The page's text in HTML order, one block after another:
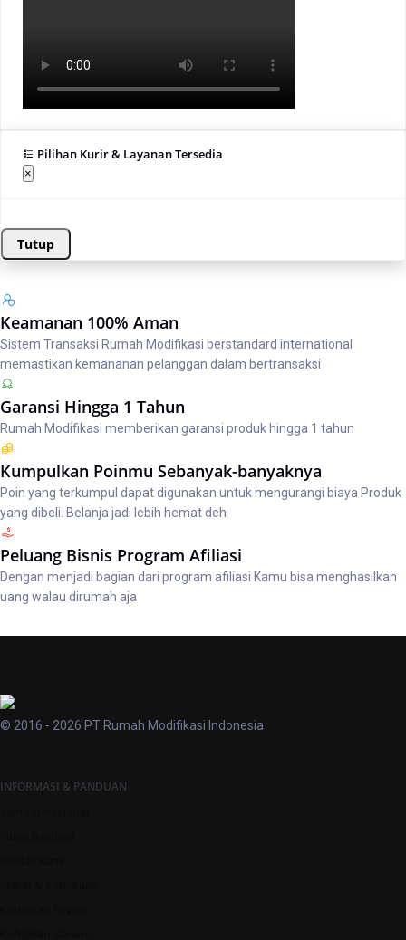
Pilihan Kurir & Layanan Tersedia
×
Tutup
Keamanan 100% Aman
Sistem Transaksi Rumah Modifikasi berstandard international
memastikan kemananan pelanggan dalam bertransaksi
Garansi Hingga 1 Tahun
Rumah Modifikasi memberikan garansi produk hingga 1 tahun
Kumpulkan Poinmu Sebanyak-banyaknya
Poin yang terkumpul dapat digunakan untuk mengurangi biaya Produk
yang dibeli. Belanja jadi lebih hemat deh
Peluang Bisnis Program Afiliasi
Dengan menjadi bagian dari program afiliasi Kamu bisa menghasilkan
uang walau dirumah aja
© 2016 - 2026 PT Rumah Modifikasi Indonesia
INFORMASI & PANDUAN